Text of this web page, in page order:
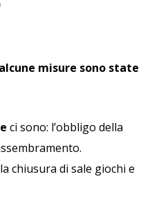
misure sono state
ci sono: l’obbligo della
chiusura di sale giochi e